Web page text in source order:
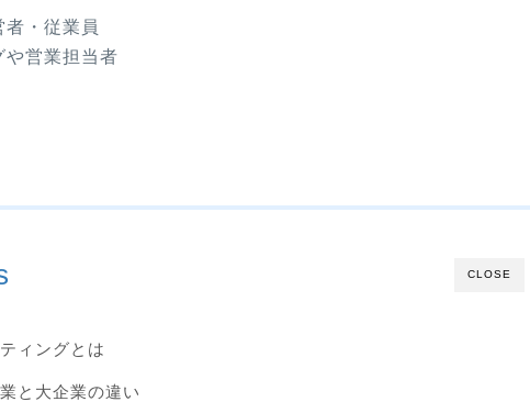
者・従業員
や営業担当者
CLOSE
ィングとは
と大企業の違い